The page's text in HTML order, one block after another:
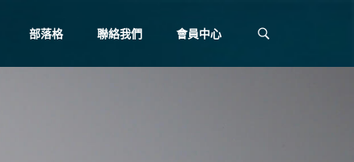
部落格 聯絡我們 會員中心